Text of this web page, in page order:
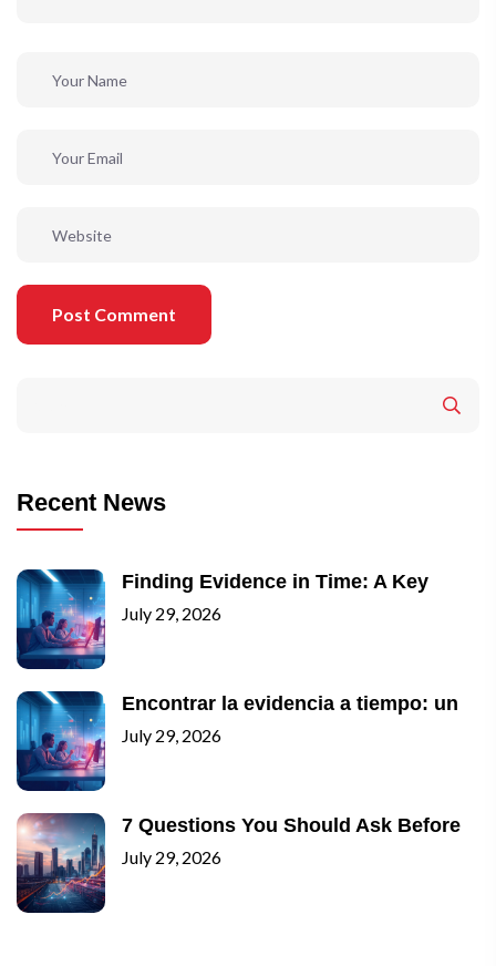
Post Comment
Recent News
Finding Evidence in Time: A Key
July 29, 2026
Encontrar la evidencia a tiempo: un
July 29, 2026
7 Questions You Should Ask Before
July 29, 2026